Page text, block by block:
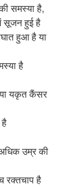
समस्या है,
सूजन हुई है
हुआ है या
है
या यकृत कैंसर
उम्र की
रक्तचाप है